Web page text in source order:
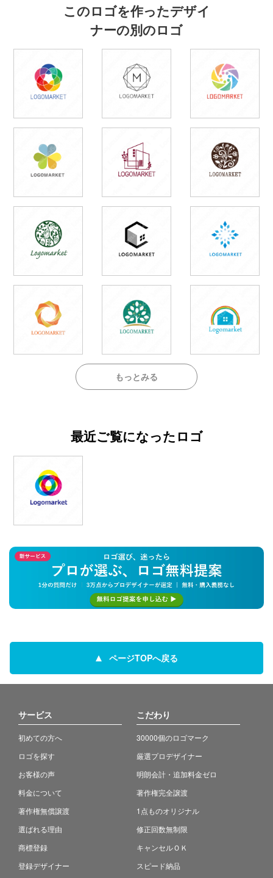
このロゴを作ったデザイ
ナーの別のロゴ
もっとみる
最近ご覧になったロゴ
ページTOPへ戻る
サービス
初めての方へ
ロゴを探す
お客様の声
料金について
著作権無償譲渡
選ばれる理由
商標登録
登録デザイナー
こだわり
30000個のロゴマーク
厳選プロデザイナー
明朗会計・追加料金ゼロ
著作権完全譲渡
1点ものオリジナル
修正回数無制限
キャンセルＯＫ
スピード納品